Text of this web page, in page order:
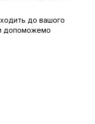
до вашого
допоможемо